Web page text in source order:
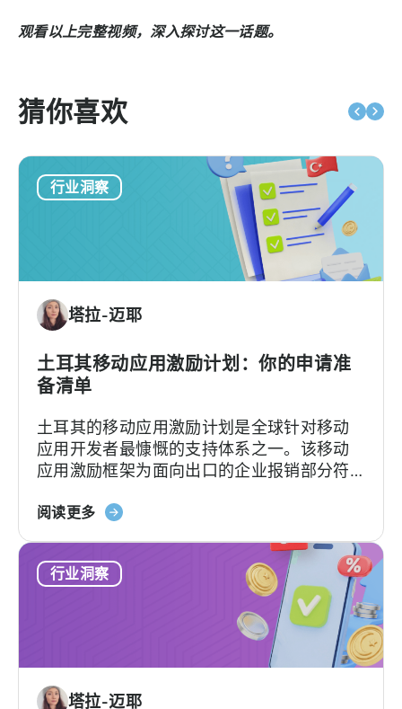
观看以上完整视频，深入探讨这一话题。
猜你喜欢
行业洞察
塔拉-迈耶
土耳其移动应用激励计划：你的申请准
备清单
土耳其的移动应用激励计划是全球针对移动
应用开发者最慷慨的支持体系之一。该移动
应用激励框架为面向出口的企业报销部分符
场准入费用，具体支持力度和上限因类别及
阅读更多关
耳
行业洞察
塔拉-迈耶